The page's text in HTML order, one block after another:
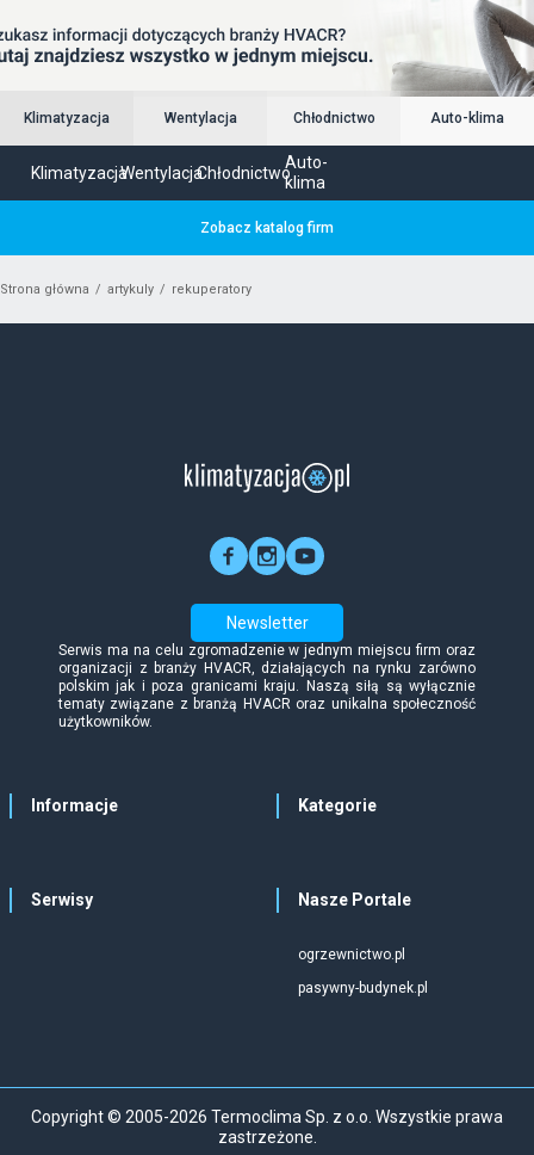
Klimatyzacja Wentylacja Chłodnictwo Auto-klima
KlimatyzacjaWentylacjaChłodnictwo
Auto-
klima
Zobacz katalog firm
Strona główna artykuly rekuperatory
Newsletter
Serwis ma na celu zgromadzenie w jednym miejscu firm oraz
organizacji z branży HVACR, działających na rynku zarówno
polskim jak i poza granicami kraju. Naszą siłą są wyłącznie
tematy związane z branżą HVACR oraz unikalna społeczność
użytkowników.
Informacje Kategorie
Serwisy Nasze Portale
ogrzewnictwo.pl
pasywny-budynek.pl
Copyright © 2005-2026 Termoclima Sp. z o.o. Wszystkie prawa
zastrzeżone.